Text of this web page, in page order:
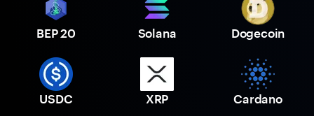
BEP 20 Solana Dogecoin
USDC XRP Cardano